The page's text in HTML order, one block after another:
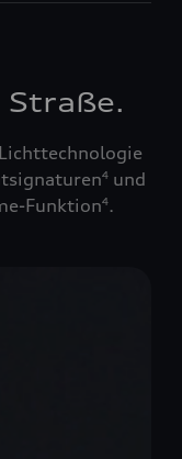
4 und
Funktion4.